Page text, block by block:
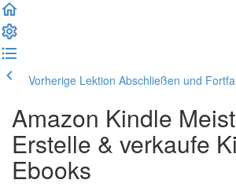
Vorherige Lektion Abschließen und
Amazon Kindle
Erstelle & verkaufe
Ebooks